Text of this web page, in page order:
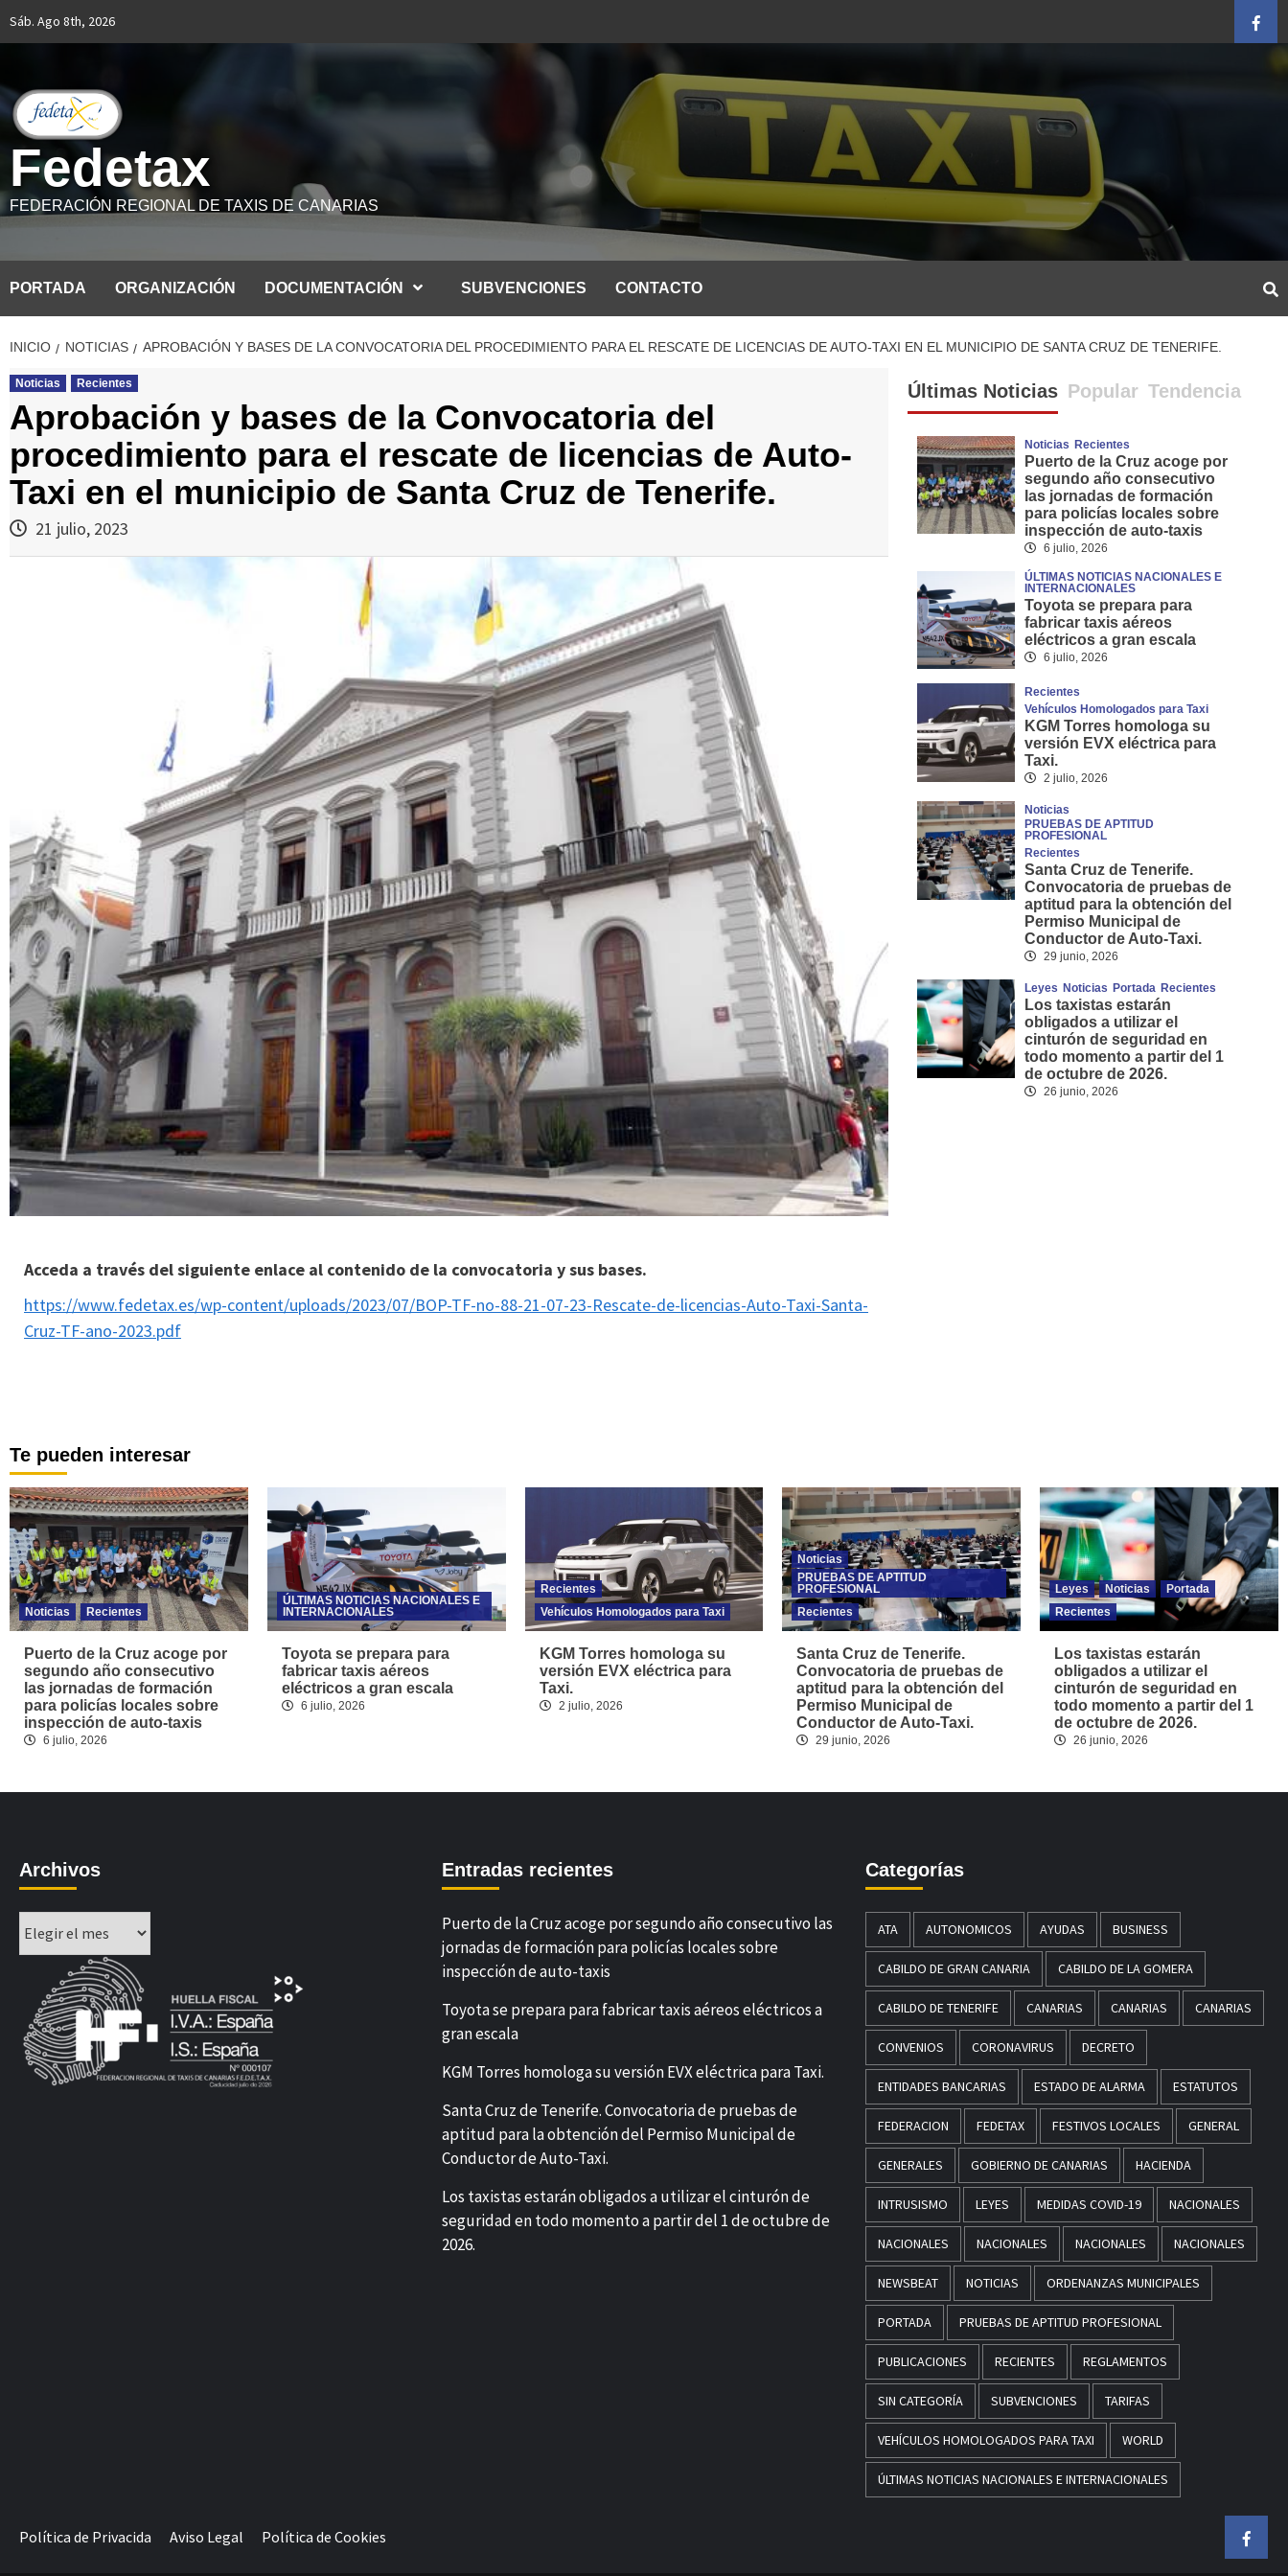
Saltar
Sáb. Ago 8th, 2026
Fedetax
FEDERACIÓN REGIONAL DE TAXIS DE CANARIAS
PORTADA ORGANIZACIÓN DOCUMENTACIÓN SUBVENCIONES CONTACTO
INICIO NOTICIAS APROBACIÓN Y BASES DE LA CONVOCATORIA DEL PROCEDIMIENTO PARA EL RESCATE DE LICENCIAS DE AUTO-TAXI EN EL MUNICIPIO DE SANTA CRUZ DE TENERIFE.
Noticias Recientes
Aprobación y bases de la Convocatoria del
procedimiento para el rescate de licencias de Auto-
Taxi en el municipio de Santa Cruz de Tenerife.
21 julio, 2023
Acceda a través del siguiente enlace al contenido de la convocatoria y sus bases.
https://www.fedetax.es/wp-content/uploads/2023/07/BOP-TF-no-88-21-07-23-Rescate-de-licencias-Auto-Taxi-Santa-
Cruz-TF-ano-2023.pdf
Últimas Noticias Popular Tendencia
Noticias Recientes
Puerto de la Cruz acoge por
segundo año consecutivo
las jornadas de formación
para policías locales sobre
inspección de auto-taxis
6 julio, 2026
ÚLTIMAS NOTICIAS NACIONALES E
INTERNACIONALES
Toyota se prepara para
fabricar taxis aéreos
eléctricos a gran escala
6 julio, 2026
Recientes
Vehículos Homologados para Taxi
KGM Torres homologa su
versión EVX eléctrica para
Taxi.
2 julio, 2026
Noticias
PRUEBAS DE APTITUD
PROFESIONAL
Recientes
Santa Cruz de Tenerife.
Convocatoria de pruebas de
aptitud para la obtención del
Permiso Municipal de
Conductor de Auto-Taxi.
29 junio, 2026
Leyes Noticias Portada Recientes
Los taxistas estarán
obligados a utilizar el
cinturón de seguridad en
todo momento a partir del 1
de octubre de 2026.
26 junio, 2026
Te pueden interesar
Noticias Recientes
Puerto de la Cruz acoge por
segundo año consecutivo
las jornadas de formación
para policías locales sobre
inspección de auto-taxis
6 julio, 2026
ÚLTIMAS NOTICIAS NACIONALES E
INTERNACIONALES
Toyota se prepara para
fabricar taxis aéreos
eléctricos a gran escala
6 julio, 2026
Recientes
Vehículos Homologados para Taxi
KGM Torres homologa su
versión EVX eléctrica para
Taxi.
2 julio, 2026
Noticias
PRUEBAS DE APTITUD
PROFESIONAL
Recientes
Santa Cruz de Tenerife.
Convocatoria de pruebas de
aptitud para la obtención del
Permiso Municipal de
Conductor de Auto-Taxi.
29 junio, 2026
Leyes Noticias
Portada
Recientes
Los taxistas estarán
obligados a utilizar el
cinturón de seguridad en
todo momento a partir del 1
de octubre de 2026.
26 junio, 2026
Archivos Entradas recientes
Puerto de la Cruz acoge por segundo año consecutivo las
jornadas de formación para policías locales sobre
inspección de auto-taxis
Toyota se prepara para fabricar taxis aéreos eléctricos a
gran escala
KGM Torres homologa su versión EVX eléctrica para Taxi.
Santa Cruz de Tenerife. Convocatoria de pruebas de
aptitud para la obtención del Permiso Municipal de
Conductor de Auto-Taxi.
Los taxistas estarán obligados a utilizar el cinturón de
seguridad en todo momento a partir del 1 de octubre de
2026.
Categorías
ATA AUTONOMICOS AYUDAS BUSINESS
CABILDO DE GRAN CANARIA CABILDO DE LA GOMERA
CABILDO DE TENERIFE CANARIAS CANARIAS CANARIAS
CONVENIOS CORONAVIRUS DECRETO
ENTIDADES BANCARIAS ESTADO DE ALARMA ESTATUTOS
FEDERACION FEDETAX FESTIVOS LOCALES GENERAL
GENERALES GOBIERNO DE CANARIAS HACIENDA
INTRUSISMO LEYES MEDIDAS COVID-19 NACIONALES
NACIONALES NACIONALES NACIONALES NACIONALES
NEWSBEAT NOTICIAS ORDENANZAS MUNICIPALES
PORTADA PRUEBAS DE APTITUD PROFESIONAL
PUBLICACIONES RECIENTES REGLAMENTOS
SIN CATEGORÍA SUBVENCIONES TARIFAS
VEHÍCULOS HOMOLOGADOS PARA TAXI WORLD
ÚLTIMAS NOTICIAS NACIONALES E INTERNACIONALES
Política de Privacida Aviso Legal Política de Cookies